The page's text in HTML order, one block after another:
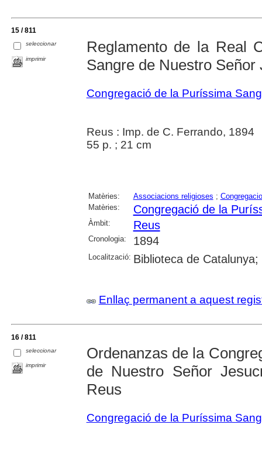
15 / 811
seleccionar
imprimir
Reglamento de la Real
Sangre de Nuestro Señor
Congregació de la Puríssima
Reus : Imp. de C. Ferrando, 1894
55 p. ; 21 cm
Matèries: Associacions religioses ;
Matèries:
Congregació de la
Àmbit: Reus
Cronologia: 1894
Localització: Biblioteca de
Enllaç permanent a aquest
16 / 811
seleccionar
imprimir
Ordenanzas de la
de Nuestro Señor
Reus
Congregació de la Puríssima